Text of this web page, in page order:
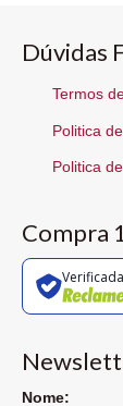
Dúvidas
Termos
Politica
Politica
Compra
Nome: